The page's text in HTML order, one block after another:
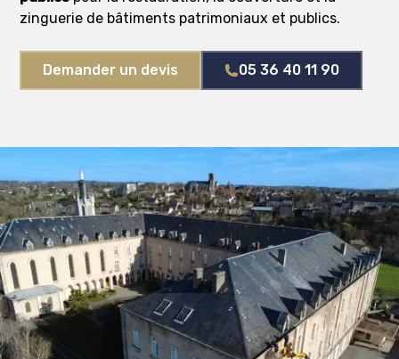
zinguerie de bâtiments patrimoniaux et publics.
Demander un devis 05 36 40 11 90